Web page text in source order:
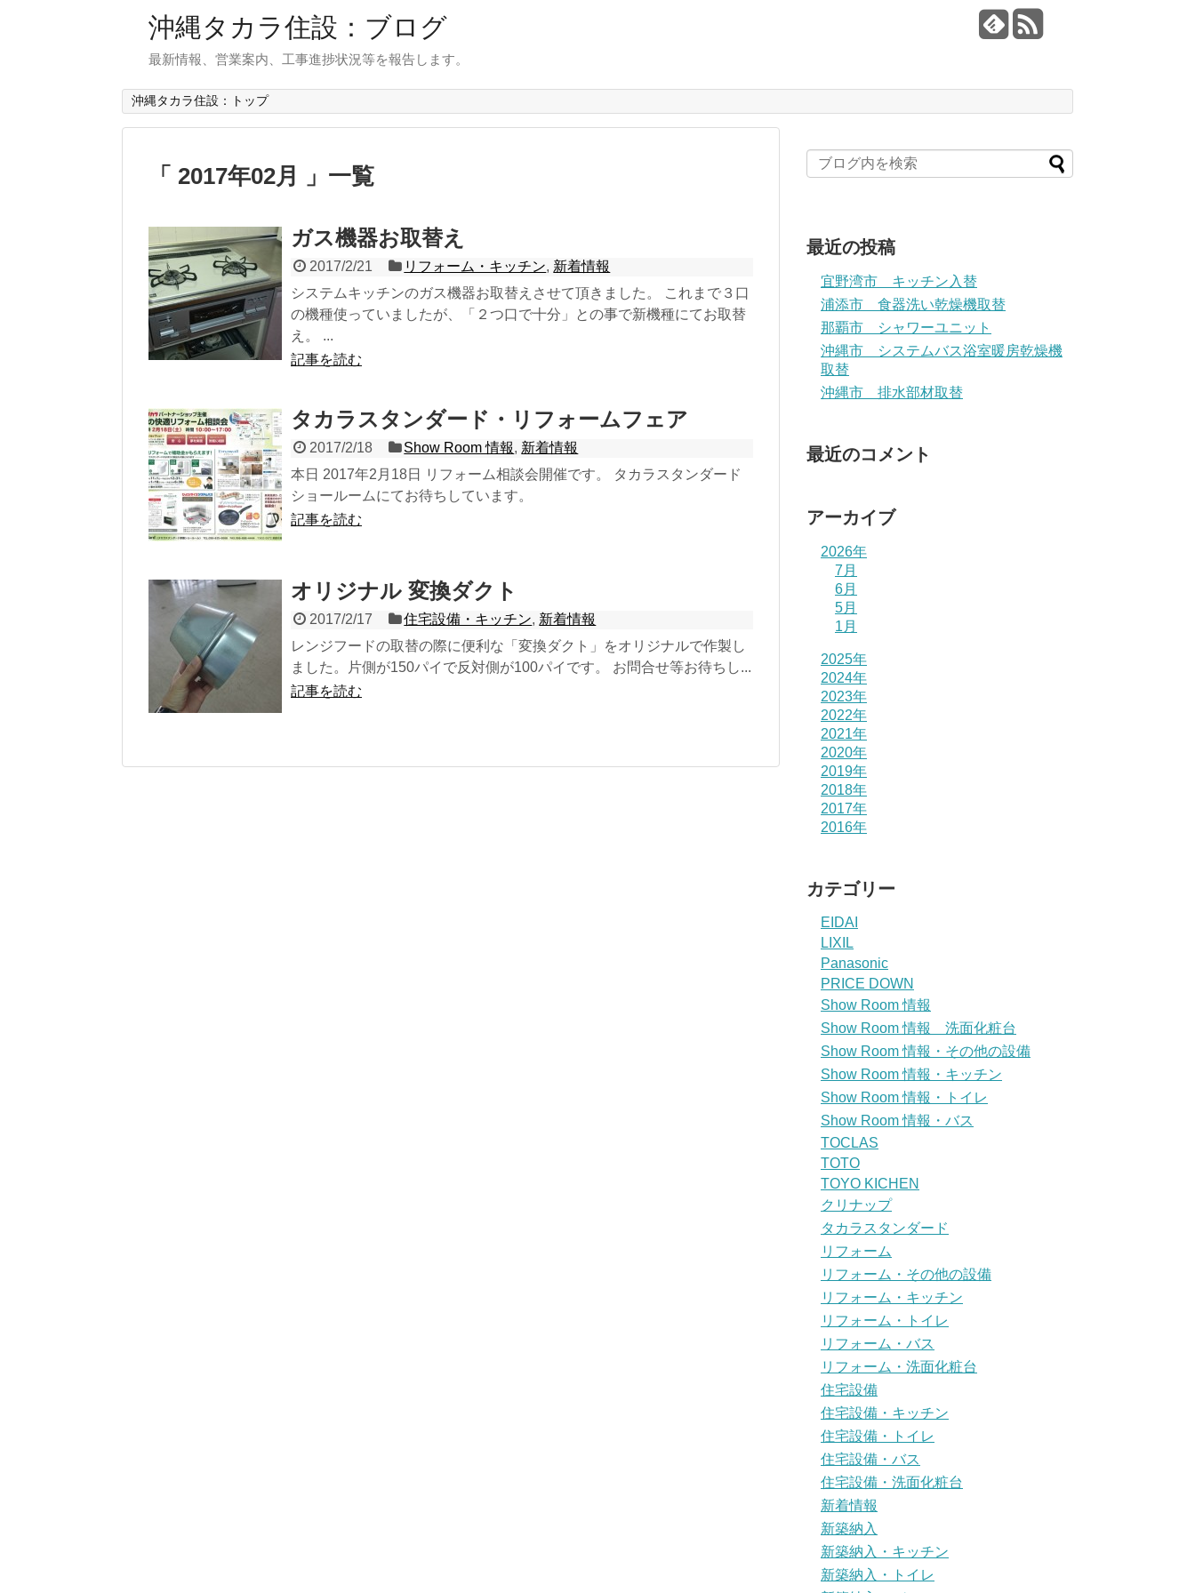
沖縄タカラ住設：ブログ
最新情報、営業案内、工事進捗状況等を報告します。
沖縄タカラ住設：トップ
「 2017年02月 」一覧
ガス機器お取替え
2017/2/21 リフォーム・キッチン, 新着情報
システムキッチンのガス機器お取替えさせて頂きました。 これまで３口
の機種使っていましたが、「２つ口で十分」との事で新機種にてお取替
え。 ...
記事を読む
タカラスタンダード・リフォームフェア
2017/2/18 Show Room 情報, 新着情報
本日 2017年2月18日 リフォーム相談会開催です。 タカラスタンダード
ショールームにてお待ちしています。
記事を読む
オリジナル 変換ダクト
2017/2/17 住宅設備・キッチン, 新着情報
レンジフードの取替の際に便利な「変換ダクト」をオリジナルで作製し
ました。片側が150パイで反対側が100パイです。 お問合せ等お待ちし...
記事を読む
最近の投稿
宜野湾市 キッチン入替
浦添市 食器洗い乾燥機取替
那覇市 シャワーユニット
沖縄市 システムバス浴室暖房乾燥機
取替
沖縄市 排水部材取替
最近のコメント
アーカイブ
2026年
7月
6月
5月
1月
2025年
2024年
2023年
2022年
2021年
2020年
2019年
2018年
2017年
2016年
カテゴリー
EIDAI
LIXIL
Panasonic
PRICE DOWN
Show Room 情報
Show Room 情報 洗面化粧台
Show Room 情報・その他の設備
Show Room 情報・キッチン
Show Room 情報・トイレ
Show Room 情報・バス
TOCLAS
TOTO
TOYO KICHEN
クリナップ
タカラスタンダード
リフォーム
リフォーム・その他の設備
リフォーム・キッチン
リフォーム・トイレ
リフォーム・バス
リフォーム・洗面化粧台
住宅設備
住宅設備・キッチン
住宅設備・トイレ
住宅設備・バス
住宅設備・洗面化粧台
新着情報
新築納入
新築納入・キッチン
新築納入・トイレ